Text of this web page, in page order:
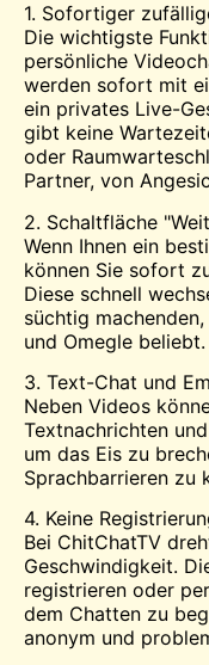
1. Sofortiger
Die wichtigste
persönliche
werden sofort mit
ein privates Live-
gibt keine
oder
Partner, von
2. Schaltfläche
Wenn Ihnen ein
können Sie sofort
Diese schnell
süchtig
und Omegle beliebt.
3. Text-Chat und
Neben Videos
Textnachrichten
um das Eis zu
Sprachbarrieren zu
4. Keine
Bei ChitChatTV
Geschwindigkeit.
registrieren oder
dem Chatten zu
anonym und